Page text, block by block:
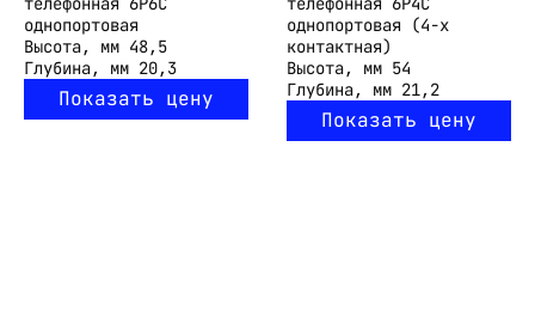
однопортовая
Высота, мм 48,5
Глубина, мм 20,3
Показать цену
однопортовая (4-х
контактная)
Высота, мм 54
Глубина, мм 21,2
Показать цену